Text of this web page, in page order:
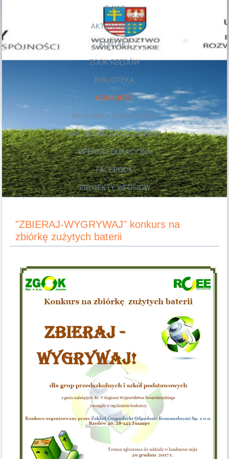
O NAS
AKTUALNOŚCI
KONTAKT
ZGOK RZĘDÓW
BIBLIOTEKA
KONKURSY
MATERIAŁY EDUKACYJNE
JAK SEGREGOWAĆ ODPADY
OFERTA EDUKACYJNA
FACEBOOK
PROJEKTY WFOŚIGW
"ZBIERAJ-WYGRYWAJ" konkurs na
zbiórkę zużytych baterii